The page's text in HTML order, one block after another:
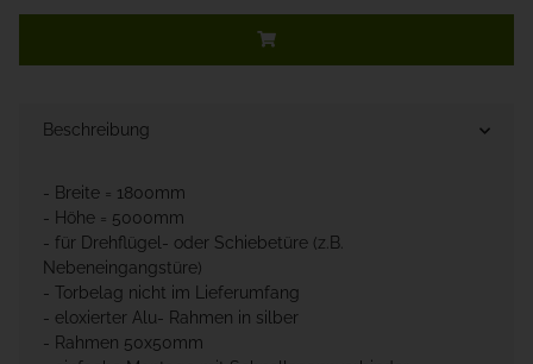
Beschreibung
- Breite = 1800mm
- Höhe = 5000mm
- für Drehflügel- oder Schiebetüre (z.B.
Nebeneingangstüre)
- Torbelag nicht im Lieferumfang
- eloxierter Alu- Rahmen in silber
- Rahmen 50x50mm